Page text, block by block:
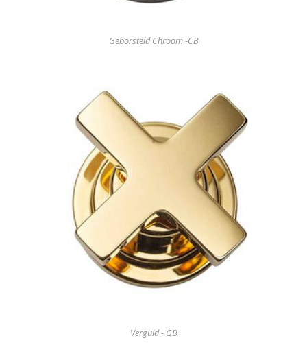
Geborsteld Chroom -CB
Verguld - GB